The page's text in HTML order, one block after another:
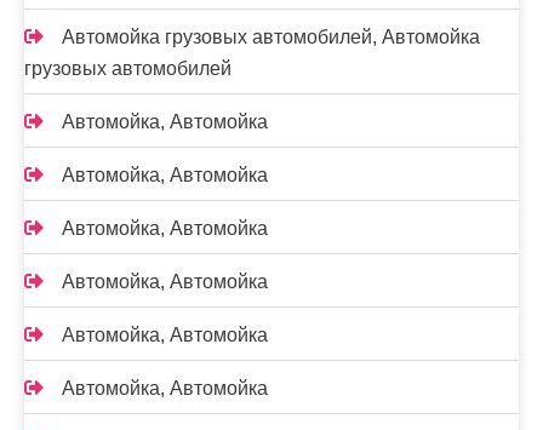
Автомойка грузовых автомобилей, Автомойка
грузовых автомобилей
Автомойка, Автомойка
Автомойка, Автомойка
Автомойка, Автомойка
Автомойка, Автомойка
Автомойка, Автомойка
Автомойка, Автомойка